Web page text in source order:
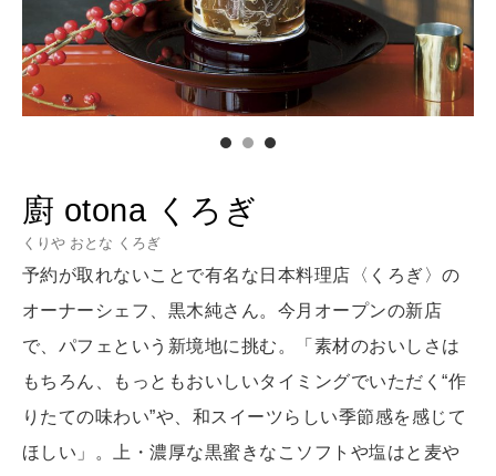
FORTUNE
明日のわたし
女神まり愛のタロットメッセージ
算命学がわかる今月のあなた
LEARN
MAMA
廚 otona くろぎ
くりや おとな くろぎ
予約が取れないことで有名な日本料理店〈くろぎ〉の
オーナーシェフ、黒木純さん。今月オープンの新店
で、パフェという新境地に挑む。「素材のおいしさは
もちろん、もっともおいしいタイミングでいただく“作
りたての味わい”や、和スイーツらしい季節感を感じて
ほしい」。上・濃厚な黒蜜きなこソフトや塩はと麦や